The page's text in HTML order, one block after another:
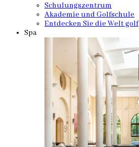
Schulungszentrum
Akademie und Golfschule
Entdecken Sie die Welt golf
Spa